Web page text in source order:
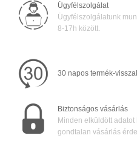
Ügyfélszolgálat
Ügyfélszolgálatunk
8-17h között.
30 napos termék-
Biztonságos vásárlás
Minden elküldött
gondtalan vásárlás